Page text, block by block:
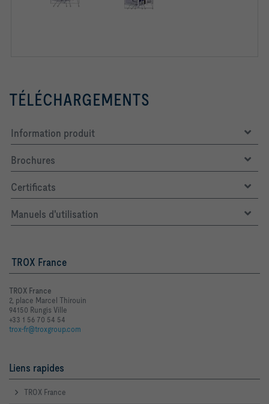
TÉLÉCHARGEMENTS
Information produit
Brochures
Certificats
Manuels d'utilisation
TROX France
TROX France
2, place Marcel Thirouin
94150 Rungis Ville
+33 1 56 70 54 54
trox-fr@troxgroup.com
Liens rapides
TROX France